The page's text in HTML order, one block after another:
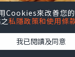
Cookies來改善您的
私隱政策和使用條
我已閱讀及同意